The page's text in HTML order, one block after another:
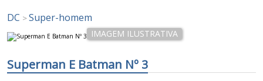
DC >Super-homem
Superman E Batman Nº 3